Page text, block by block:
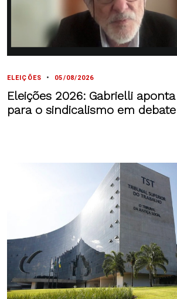
ELEIÇÕES • 05/08/2026
Eleições 2026: Gabrielli
para o sindicalismo em debate